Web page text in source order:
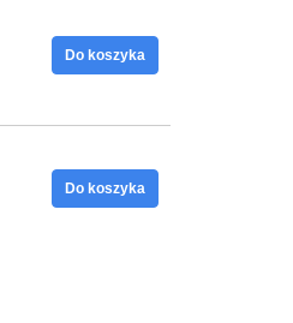
Do koszyka
Do koszyka